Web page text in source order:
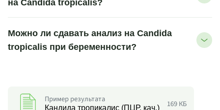
на Candida tropicalis?
Можно ли сдавать анализ на Candida
tropicalis при беременности?
Пример результата
Кандида тропикалис (ПЦР, кач.) 169 КБ